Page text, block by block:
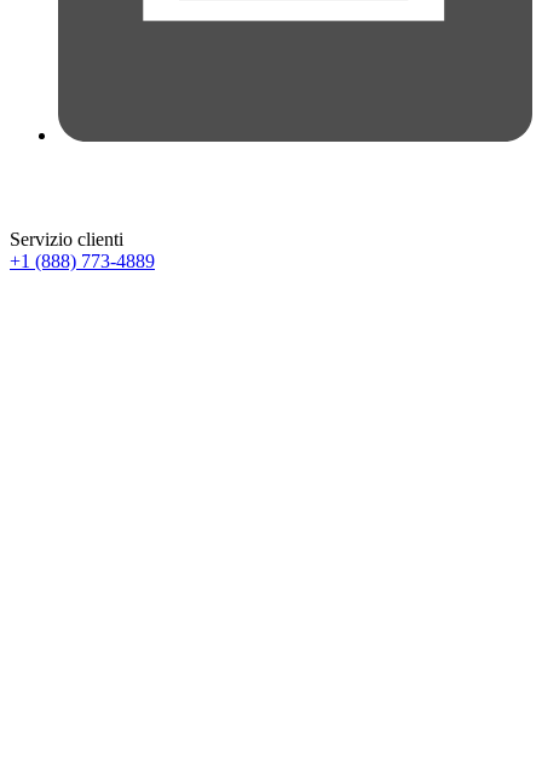
Servizio clienti
+1 (888) 773-4889